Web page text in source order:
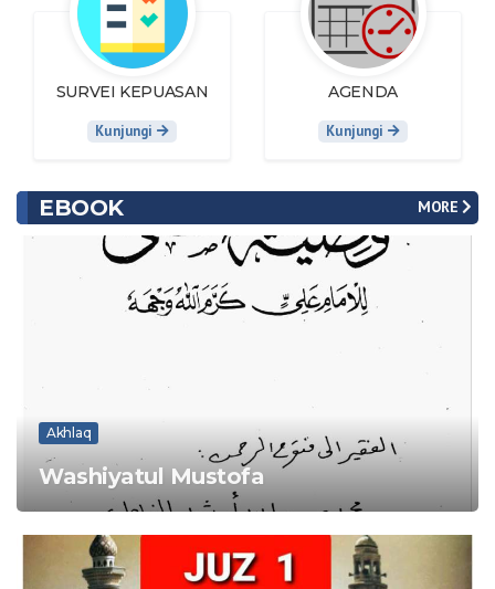
SURVEI KEPUASAN
Kunjungi
AGENDA
Kunjungi
EBOOK MORE
Akhlaq
Washiyatul Mustofa